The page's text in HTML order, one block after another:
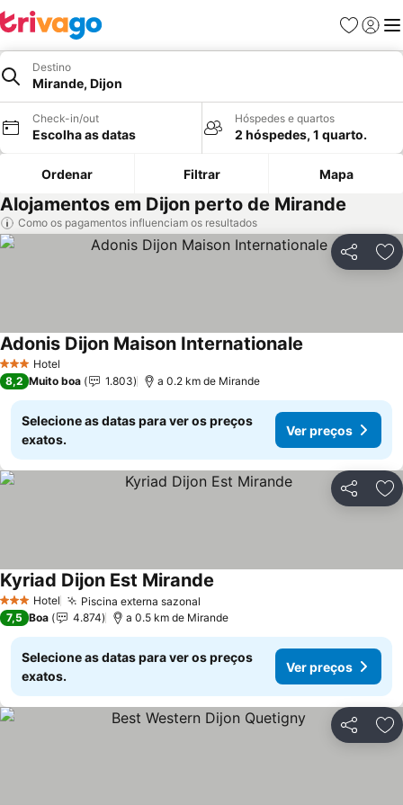
Favoritos
Iniciar
Destino
Mirande, Dijon
Check-in/out
Escolha as datas
Hóspedes e quartos
2 hóspedes, 1 quarto.
Ordenar Filtrar Mapa
Alojamentos em Dijon perto de Mirande
Como os pagamentos influenciam os resultados
Partilhar
3 EstrelasHotel
Adonis Dijon Maison Internationale
8,2 Muito boa 1.803 a 0.2 km de Mirande
Selecione as datas para ver os preços
exatos.
Ver preços
Partilhar
3 EstrelasHotel Piscina externa sazonal
Kyriad Dijon Est Mirande
7,5 Boa 4.874 a 0.5 km de Mirande
Selecione as datas para ver os preços
exatos.
Ver preços
Partilhar